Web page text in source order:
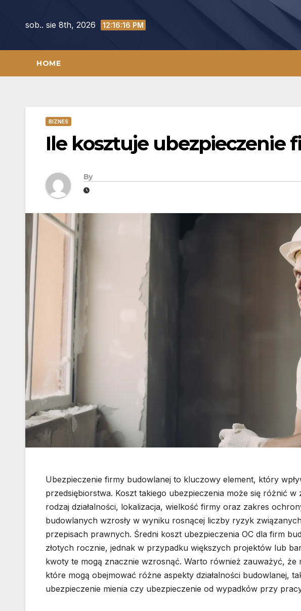
sob.. sie 8th, 2026 12:16:17 PM
HOME
BIZNES
Ile kosztuje ubezpieczenie
By
Ubezpieczenie firmy budowlanej to kluczowy element, który
przedsiębiorstwa. Koszt takiego ubezpieczenia może się różnić
rodzaj działalności, lokalizacja, wielkość firmy oraz zakres
budowlanych wzrosły w wyniku rosnącej liczby ryzyk
przepisach prawnych. Średni koszt ubezpieczenia OC dla firm
złotych rocznie, jednak w przypadku większych projektów lub
kwoty te mogą znacznie wzrosnąć. Warto również zauważyć,
które mogą obejmować różne aspekty działalności budowlanej,
ubezpieczenie mienia czy ubezpieczenie od wypadków przy